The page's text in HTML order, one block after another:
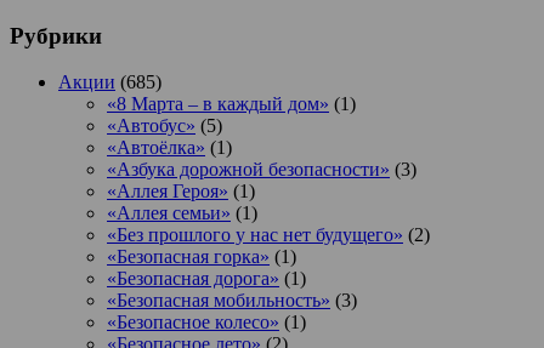
Рубрики
Акции (685)
«8 Марта – в каждый дом» (1)
«Автобус» (5)
«Автоёлка» (1)
«Азбука дорожной безопасности» (3)
«Аллея Героя» (1)
«Аллея семьи» (1)
«Без прошлого у нас нет будущего» (2)
«Безопасная горка» (1)
«Безопасная дорога» (1)
«Безопасная мобильность» (3)
«Безопасное колесо» (1)